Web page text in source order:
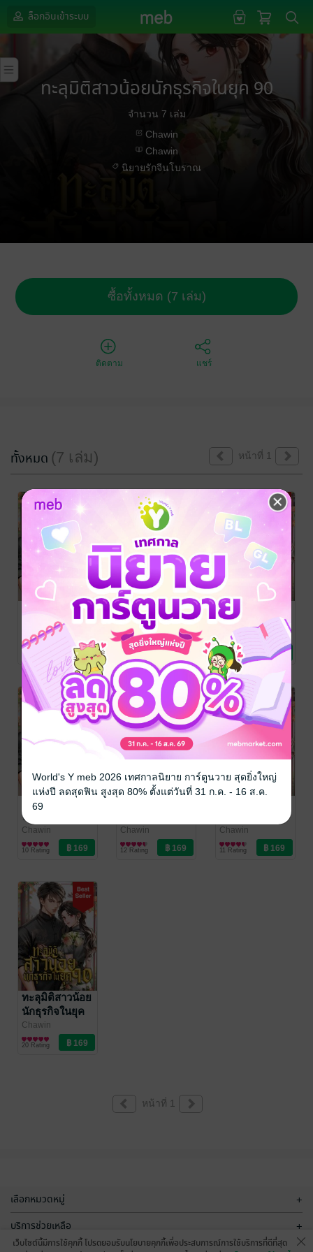
ล็อกอินเข้าระบบ
ทะลุมิติสาวน้อยนักธุรกิจในยุค 90
จำนวน 7 เล่ม
Chawin
Chawin
นิยายรักจีนโบราณ
ซื้อทั้งหมด (7 เล่ม)
ติดตาม แชร์
ทั้งหมด (7 เล่ม) หน้าที่ 1
ทะลุมิติสาวน้อย
นักธุรกิจในยุค
90 เล่ม 7 (จบ
บริบูรณ์)
Chawin
นิยายรักจีนโบราณ
10 Rating
ทะลุมิติสาวน้อย
นักธุรกิจในยุค
90 เล่ม 6
Chawin
นิยายรักจีนโบราณ
11 Rating
ทะลุมิติสาวน้อย
นักธุรกิจในยุค
90 เล่ม 5
Chawin
นิยายรักจีนโบราณ
7 Rating
ทะลุมิติสาวน้อย
นักธุรกิจในยุค
90 เล่ม 4
Chawin
นิยายรักจีนโบราณ
10 Rating
90 เล่ม 3
Chawin
นิยายรักจีนโบราณ
12 Rating
90 เล่ม 2
Chawin
นิยายรักจีนโบราณ
11 Rating
ทะลุมิติสาวน้อย
นักธุรกิจในยุค
90 เล่ม 1
Chawin
นิยายรักจีนโบราณ
20 Rating
หน้าที่ 1
เลือกหมวดหมู่ +
บริการช่วยเหลือ +
เว็บไซต์นี้มีการใช้คุกกี้ โปรดยอมรับนโยบายคุกกี้เพื่อประสบการณ์การใช้บริการที่ดีที่สุด
World's Y meb 2026 เทศกาลนิยาย การ์ตูนวาย สุดยิ่งใหญ่
แห่งปี ลดสุดฟิน สูงสุด 80% ตั้งแต่วันที่ 31 ก.ค. - 16 ส.ค.
69